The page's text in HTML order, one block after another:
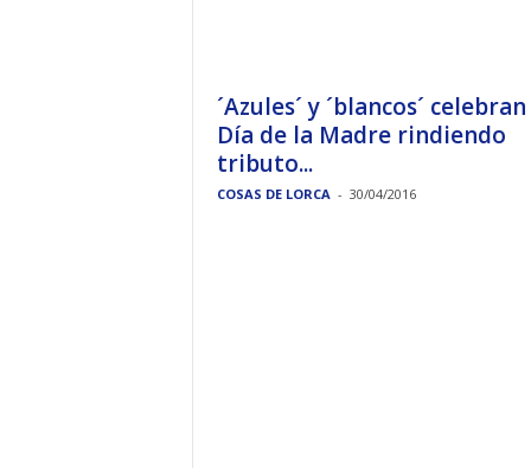
´Azules´ y ´blancos´
Día de la Madre rindiendo
tributo...
COSAS DE LORCA - 30/04/2016